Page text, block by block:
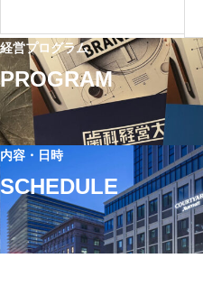
経営プログラム
PROGRAM
内容・日時
SCHEDULE